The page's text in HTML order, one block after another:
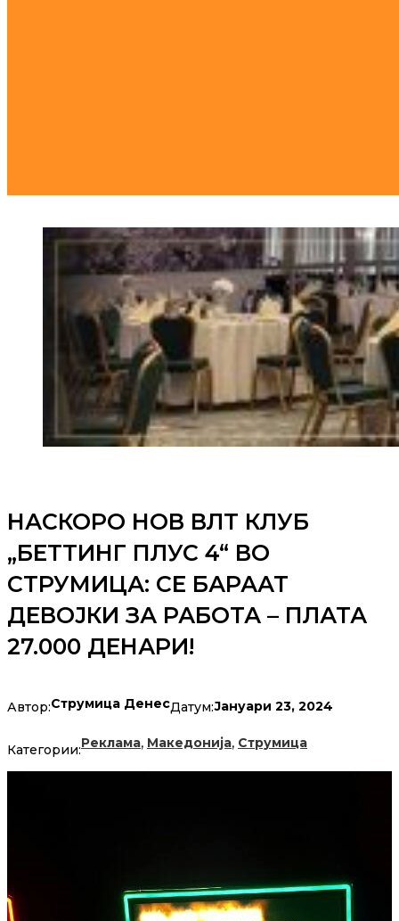
НАСКОРО НОВ ВЛТ КЛУБ
„БЕТТИНГ ПЛУС 4“ ВО
СТРУМИЦА: СЕ БАРААТ
ДЕВОЈКИ ЗА РАБОТА – ПЛАТА
27.000 ДЕНАРИ!
Автор:Струмица ДенесДатум:Јануари 23, 2024
Категории:Реклама, Македонија, Струмица